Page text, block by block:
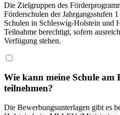
Die Zielgruppen des
Förderschulen der Jahrgangsstufen
Schulen in Schleswig-Holstein und
Teilnahme berechtigt, sofern
Verfügung stehen.
Wie kann meine Schule
teilnehmen?
Die Bewerbungsunterlagen gibt es